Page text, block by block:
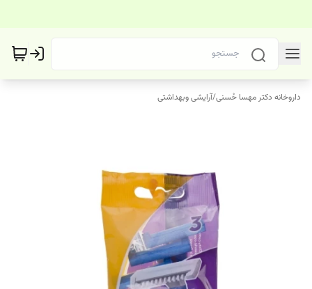
داروخانه دکتر مهسا حُسنی/آرایشی وبهداشتی